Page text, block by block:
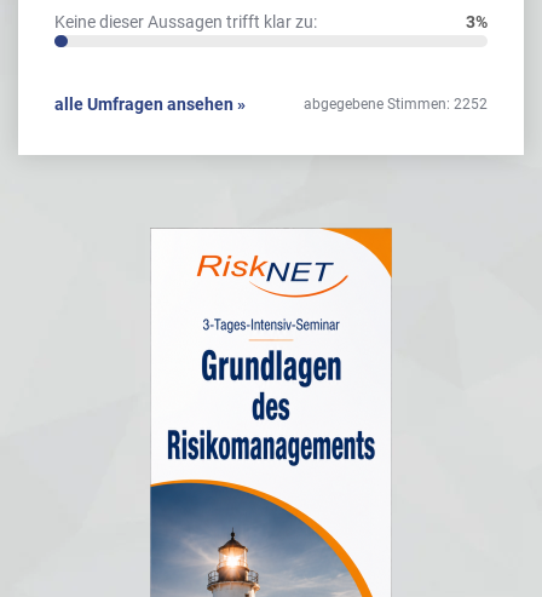
Keine dieser Aussagen trifft klar zu: 3%
alle Umfragen ansehen » abgegebene Stimmen: 2252